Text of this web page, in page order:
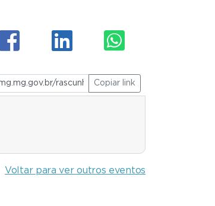
Copiar link
Voltar para ver outros eventos